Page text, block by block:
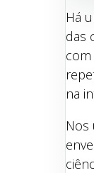
Há
das
na
Nos